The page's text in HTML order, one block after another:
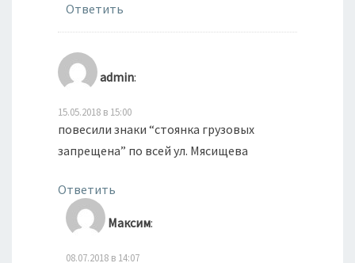
Ответить
admin:
15.05.2018 в 15:00
повесили знаки “стоянка грузовых
запрещена” по всей ул. Мясищева
Ответить
Максим:
08.07.2018 в 14:07